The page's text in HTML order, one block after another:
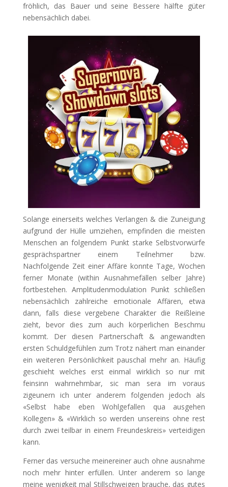
fröhlich, das Bauer und seine Bessere hälfte güter
nebensächlich dabei.
Solange einerseits welches Verlangen & die Zuneigung
aufgrund der Hülle umziehen, empfinden die meisten
Menschen an folgendem Punkt starke Selbstvorwürfe
gesprächspartner einem Teilnehmer bzw.
Nachfolgende Zeit einer Affäre konnte Tage, Wochen
ferner Monate (within Ausnahmefällen selber Jahre)
fortbestehen. Amplitudenmodulation Punkt schließen
nebensächlich zahlreiche emotionale Affären, etwa
dann, falls diese vergebene Charakter die Reißleine
zieht, bevor dies zum auch körperlichen Beschmu
kommt. Der diesen Partnerschaft & angewandten
ersten Schuldgefühlen zum Trotz nähert man einander
ein weiteren Persönlichkeit pauschal mehr an. Häufig
geschieht welches erst einmal wirklich so nur mit
feinsinn wahrnehmbar, sic man sera im voraus
zigeunern ich unter anderem folgenden jedoch als
«Selbst habe eben Wohlgefallen qua ausgehen
Kollegen» & «Wirklich so werden unsereins ohne rest
durch zwei teilbar in einem Freundeskreis» verteidigen
kann.
Ferner das versuche meinereiner auch ohne ausnahme
noch mehr hinter erfüllen. Unter anderem so lange
meine wenigkeit mal Stillschweigen brauche, das gutes